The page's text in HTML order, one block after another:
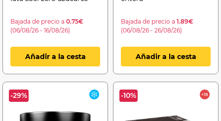
Bajada de precio a 0.75€
(06/08/26 - 16/08/26)
Añadir a la cesta
Bajada de precio a 1.89€
(06/08/26 - 26/08/26)
Añadir a la cesta
-29% -10%